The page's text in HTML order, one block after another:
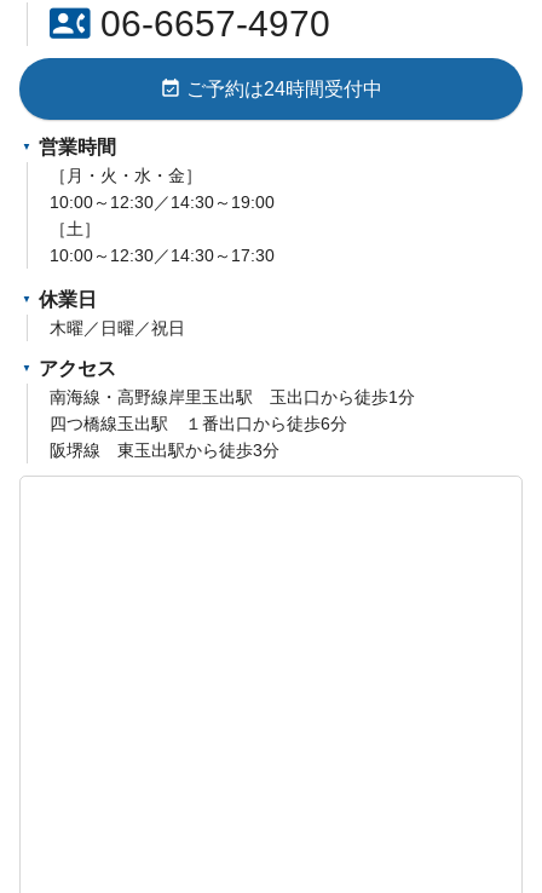
contact_phone06-6657-4970
event_available ご予約は24時間受付中
営業時間
［月・火・水・金］
10:00～12:30／14:30～19:00
［土］
10:00～12:30／14:30～17:30
休業日
木曜／日曜／祝日
アクセス
南海線・高野線岸里玉出駅 玉出口から徒歩1分
四つ橋線玉出駅 １番出口から徒歩6分
阪堺線 東玉出駅から徒歩3分